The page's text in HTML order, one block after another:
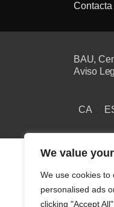
We value
We use cookies to
personalised ads
clicking "Accept
BAU,
Aviso
CA